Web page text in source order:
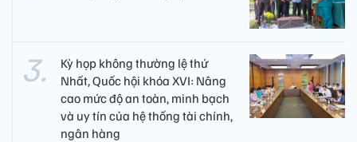
Kỳ họp không thường lệ thứ
Nhất, Quốc hội khóa XVI: Nâng
cao mức độ an toàn, minh bạch
và uy tín của hệ thống tài chính,
ngân hàng